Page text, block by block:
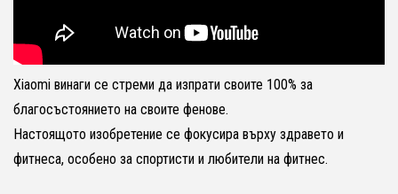
Xiaomi винаги се стреми да изпрати своите 100% за
благосъстоянието на своите фенове.
Настоящото изобретение се фокусира върху здравето и
фитнеса, особено за спортисти и любители на фитнес.